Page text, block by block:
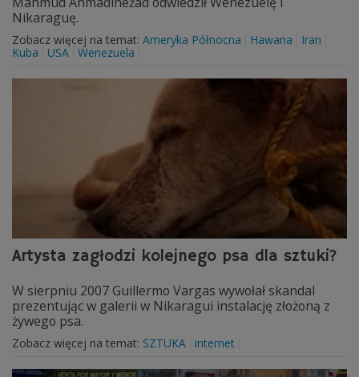
Nikaraguę.
Zobacz więcej na temat: Ameryka Północna Hawana
Iran
Kuba
USA Wenezuela
Artysta zagłodzi kolejnego psa dla sztuki?
W sierpniu 2007 Guillermo Vargas wywołał skandal
prezentując w galerii w Nikaragui instalację złożoną z
żywego psa.
Zobacz więcej na temat: SZTUKA internet